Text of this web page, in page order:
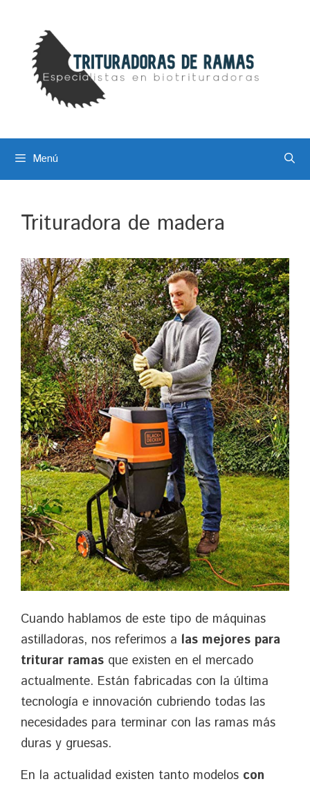
contenido
Menú
Trituradora de madera
Cuando hablamos de este tipo de máquinas
astilladoras, nos referimos a las mejores para
triturar ramas que existen en el mercado
actualmente. Están fabricadas con la última
tecnología e innovación cubriendo todas las
necesidades para terminar con las ramas más
duras y gruesas.
En la actualidad existen tanto modelos con